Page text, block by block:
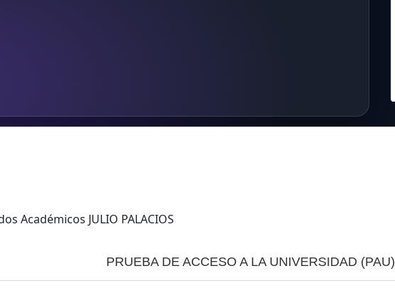
Académicos JULIO PALACIOS
PRUEBA DE ACCESO A LA UNIVERSIDAD (PAU)